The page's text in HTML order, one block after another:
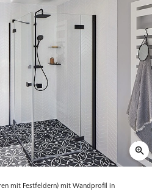
mit Festfeldern) mit Wandprofil in